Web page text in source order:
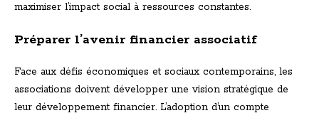
maximiser l’impact social à ressources constantes.
Préparer l’avenir financier associatif
Face aux défis économiques et sociaux contemporains, les
associations doivent développer une vision stratégique de
leur développement financier. L’adoption d’un compte